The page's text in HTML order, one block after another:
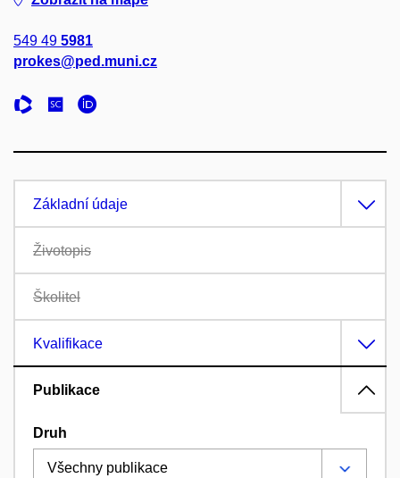
549 49 5981
prokes@ped.muni.cz
Základní údaje
Životopis
Školitel
Kvalifikace
Publikace
Druh